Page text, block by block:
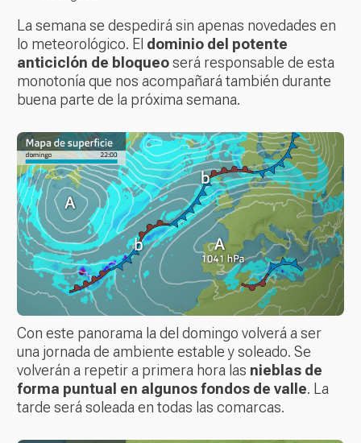
La semana se despedirá sin apenas novedades en
lo meteorológico. El dominio del potente
anticiclón de bloqueoserá responsable de esta
monotonía que nos acompañará también durante
buena parte de la próxima semana.
Con este panorama la del domingo volverá a ser
una jornada de ambiente estable y soleado. Se
volverán a repetir a primera hora las nieblas de
forma puntual en algunos fondos de valle. La
tarde será soleada en todas las comarcas.